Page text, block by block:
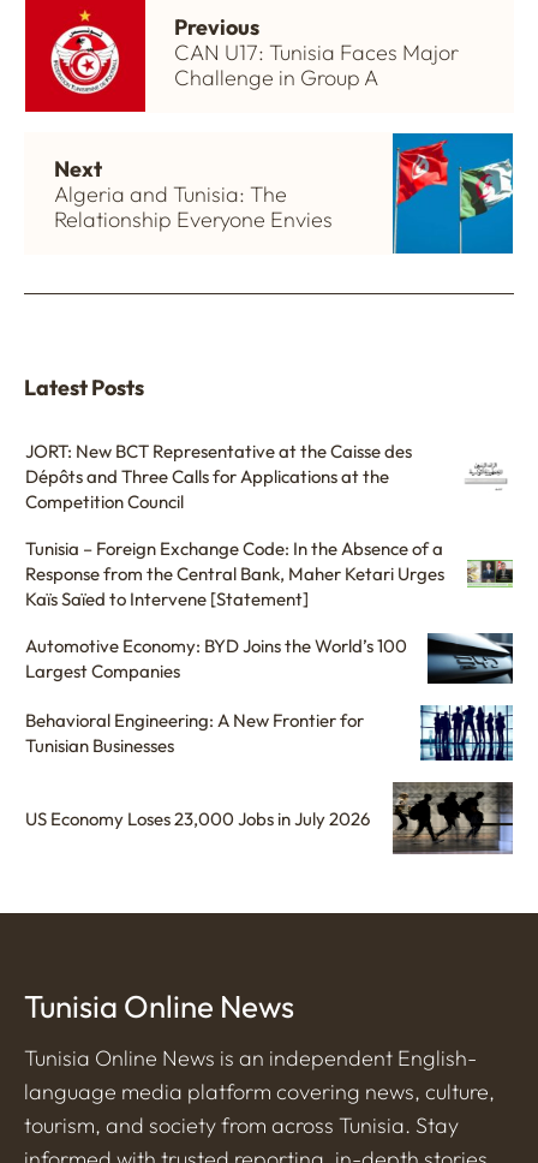
Previous
CAN U17: Tunisia Faces Major
Challenge in Group A
Next
Algeria and Tunisia: The
Relationship Everyone Envies
Latest Posts
JORT: New BCT Representative at the Caisse des
Dépôts and Three Calls for Applications at the
Competition Council
Tunisia – Foreign Exchange Code: In the Absence of a
Response from the Central Bank, Maher Ketari Urges
Kaïs Saïed to Intervene [Statement]
Automotive Economy: BYD Joins the World’s 100
Largest Companies
Behavioral Engineering: A New Frontier for
Tunisian Businesses
US Economy Loses 23,000 Jobs in July 2026
Tunisia Online News
Tunisia Online News is an independent English-
language media platform covering news, culture,
tourism, and society from across Tunisia. Stay